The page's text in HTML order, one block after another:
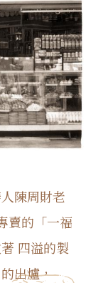
陳周財老
賣的「一福
四溢的製
出爐，